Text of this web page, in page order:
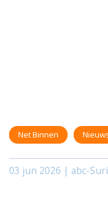
Net Binnen
03 jun 2026 | abc-